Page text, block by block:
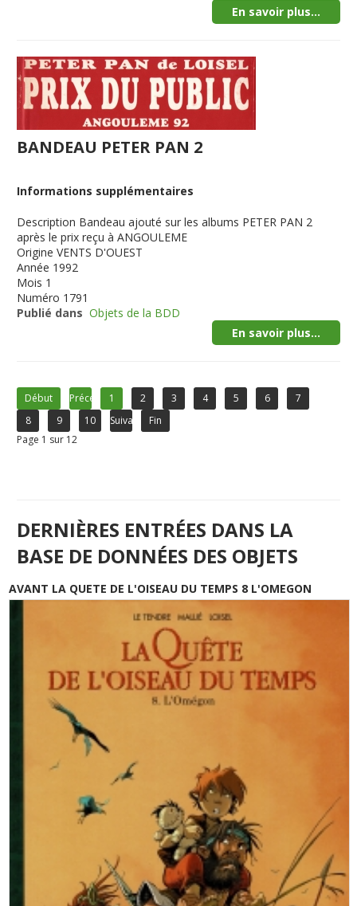
En savoir plus...
BANDEAU PETER PAN 2
Informations supplémentaires
Description Bandeau ajouté sur les albums PETER PAN 2
après le prix reçu à ANGOULEME
Origine VENTS D'OUEST
Année 1992
Mois 1
Numéro 1791
Publié dans Objets de la BDD
En savoir plus...
Début Précédent1 2 3 4 5 6
7
8
9 10 Suivant
Fin
Page 1 sur 12
DERNIÈRES ENTRÉES DANS LA
BASE DE DONNÉES DES OBJETS
AVANT LA QUETE DE L'OISEAU DU TEMPS 8 L'OMEGON